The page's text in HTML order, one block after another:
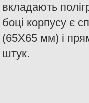
вкладають
боці корпусу є
(65Х65 мм) і
штук.